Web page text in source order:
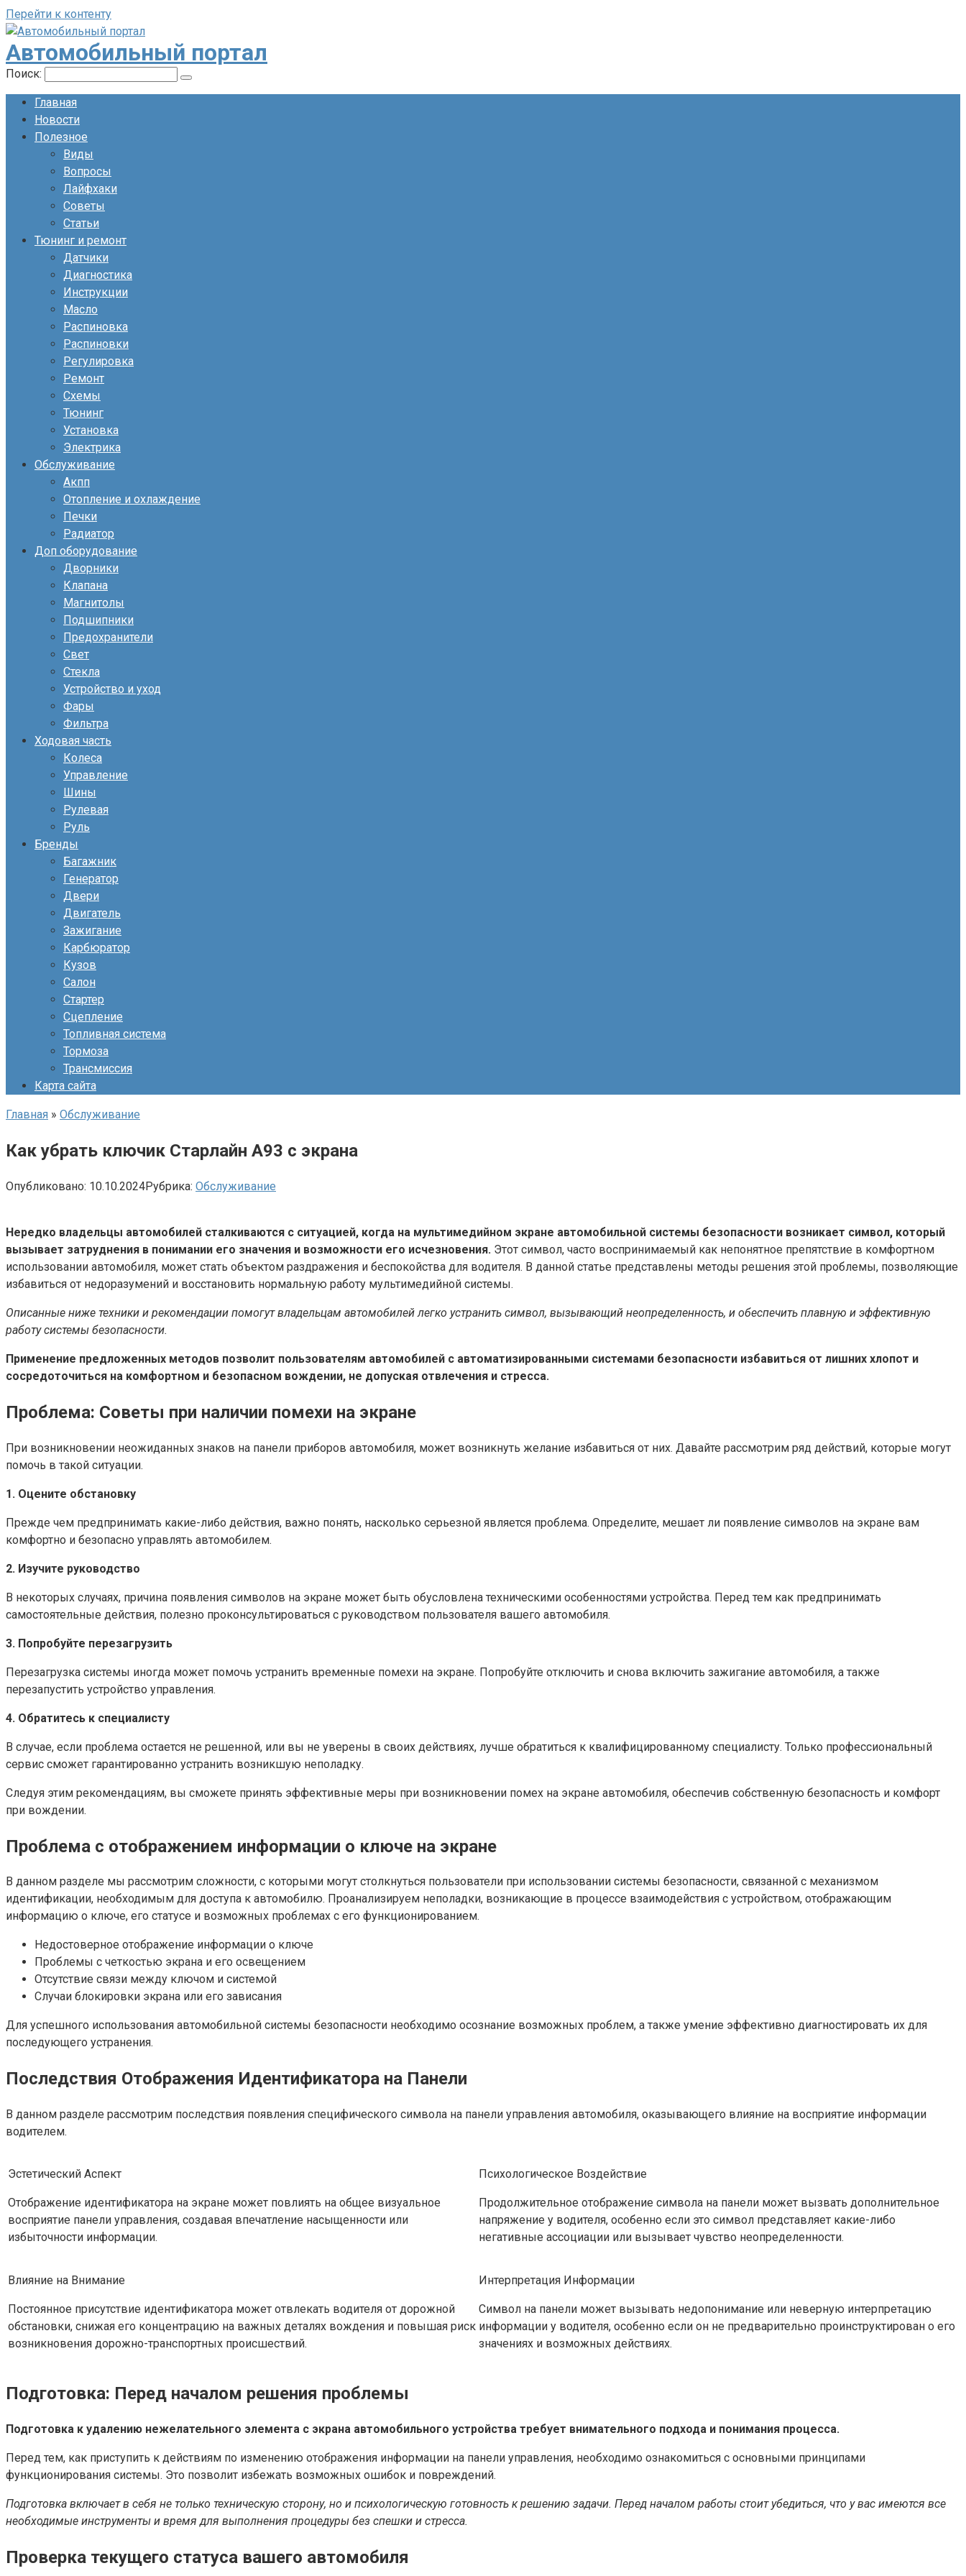
Перейти к контенту
Автомобильный портал
Поиск:
Главная
Новости
Полезное
Виды
Вопросы
Лайфхаки
Советы
Статьи
Тюнинг и ремонт
Датчики
Диагностика
Инструкции
Масло
Распиновка
Распиновки
Регулировка
Ремонт
Схемы
Тюнинг
Установка
Электрика
Обслуживание
Акпп
Отопление и охлаждение
Печки
Радиатор
Доп оборудование
Дворники
Клапана
Магнитолы
Подшипники
Предохранители
Свет
Стекла
Устройство и уход
Фары
Фильтра
Ходовая часть
Колеса
Управление
Шины
Рулевая
Руль
Бренды
Багажник
Генератор
Двери
Двигатель
Зажигание
Карбюратор
Кузов
Салон
Стартер
Сцепление
Топливная система
Тормоза
Трансмиссия
Карта сайта
Главная » Обслуживание
Как убрать ключик Старлайн А93 с экрана
Опубликовано: 10.10.2024Рубрика: Обслуживание
Нередко владельцы автомобилей сталкиваются с ситуацией, когда на мультимедийном экране автомобильной системы безопасности возникает символ, который
вызывает затруднения в понимании его значения и возможности его исчезновения. Этот символ, часто воспринимаемый как непонятное препятствие в комфортном
использовании автомобиля, может стать объектом раздражения и беспокойства для водителя. В данной статье представлены методы решения этой проблемы, позволяющие
избавиться от недоразумений и восстановить нормальную работу мультимедийной системы.
Описанные ниже техники и рекомендации помогут владельцам автомобилей легко устранить символ, вызывающий неопределенность, и обеспечить плавную и эффективную
работу системы безопасности.
Применение предложенных методов позволит пользователям автомобилей с автоматизированными системами безопасности избавиться от лишних хлопот и
сосредоточиться на комфортном и безопасном вождении, не допуская отвлечения и стресса.
Проблема: Советы при наличии помехи на экране
При возникновении неожиданных знаков на панели приборов автомобиля, может возникнуть желание избавиться от них. Давайте рассмотрим ряд действий, которые могут
помочь в такой ситуации.
1. Оцените обстановку
Прежде чем предпринимать какие-либо действия, важно понять, насколько серьезной является проблема. Определите, мешает ли появление символов на экране вам
комфортно и безопасно управлять автомобилем.
2. Изучите руководство
В некоторых случаях, причина появления символов на экране может быть обусловлена техническими особенностями устройства. Перед тем как предпринимать
самостоятельные действия, полезно проконсультироваться с руководством пользователя вашего автомобиля.
3. Попробуйте перезагрузить
Перезагрузка системы иногда может помочь устранить временные помехи на экране. Попробуйте отключить и снова включить зажигание автомобиля, а также
перезапустить устройство управления.
4. Обратитесь к специалисту
В случае, если проблема остается не решенной, или вы не уверены в своих действиях, лучше обратиться к квалифицированному специалисту. Только профессиональный
сервис сможет гарантированно устранить возникшую неполадку.
Следуя этим рекомендациям, вы сможете принять эффективные меры при возникновении помех на экране автомобиля, обеспечив собственную безопасность и комфорт
при вождении.
Проблема с отображением информации о ключе на экране
В данном разделе мы рассмотрим сложности, с которыми могут столкнуться пользователи при использовании системы безопасности, связанной с механизмом
идентификации, необходимым для доступа к автомобилю. Проанализируем неполадки, возникающие в процессе взаимодействия с устройством, отображающим
информацию о ключе, его статусе и возможных проблемах с его функционированием.
Недостоверное отображение информации о ключе
Проблемы с четкостью экрана и его освещением
Отсутствие связи между ключом и системой
Случаи блокировки экрана или его зависания
Для успешного использования автомобильной системы безопасности необходимо осознание возможных проблем, а также умение эффективно диагностировать их для
последующего устранения.
Последствия Отображения Идентификатора на Панели
В данном разделе рассмотрим последствия появления специфического символа на панели управления автомобиля, оказывающего влияние на восприятие информации
водителем.
Эстетический Аспект
Отображение идентификатора на экране может повлиять на общее визуальное
восприятие панели управления, создавая впечатление насыщенности или
избыточности информации.
Психологическое Воздействие
Продолжительное отображение символа на панели может вызвать дополнительное
напряжение у водителя, особенно если это символ представляет какие-либо
негативные ассоциации или вызывает чувство неопределенности.
Влияние на Внимание
Постоянное присутствие идентификатора может отвлекать водителя от дорожной
обстановки, снижая его концентрацию на важных деталях вождения и повышая риск
возникновения дорожно-транспортных происшествий.
Интерпретация Информации
Символ на панели может вызывать недопонимание или неверную интерпретацию
информации у водителя, особенно если он не предварительно проинструктирован о его
значениях и возможных действиях.
Подготовка: Перед началом решения проблемы
Подготовка к удалению нежелательного элемента с экрана автомобильного устройства требует внимательного подхода и понимания процесса.
Перед тем, как приступить к действиям по изменению отображения информации на панели управления, необходимо ознакомиться с основными принципами
функционирования системы. Это позволит избежать возможных ошибок и повреждений.
Подготовка включает в себя не только техническую сторону, но и психологическую готовность к решению задачи. Перед началом работы стоит убедиться, что у вас имеются все
необходимые инструменты и время для выполнения процедуры без спешки и стресса.
Проверка текущего статуса вашего автомобиля